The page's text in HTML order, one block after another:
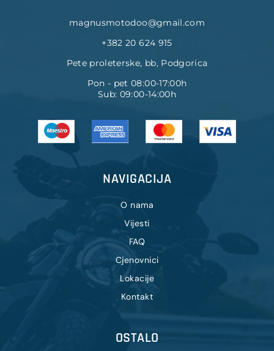
NAVIGACIJA
O nama
Vijesti
FAQ
Cjenovnici
Lokacije
Kontakt
magnusmotodoo@gmail.com
+382 20 624 915
Pete proleterske, bb, Podgorica
Pon - pet 08:00-17:00h
Sub: 09:00-14:00h
OSTALO